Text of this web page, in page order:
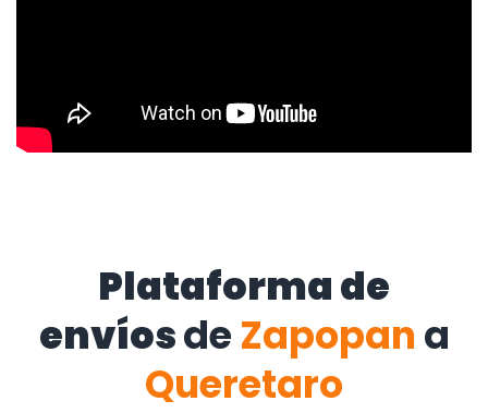
Plataforma de
envíosde Zapopan a
Queretaro